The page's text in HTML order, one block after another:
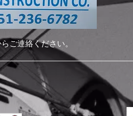
ご連絡ください。